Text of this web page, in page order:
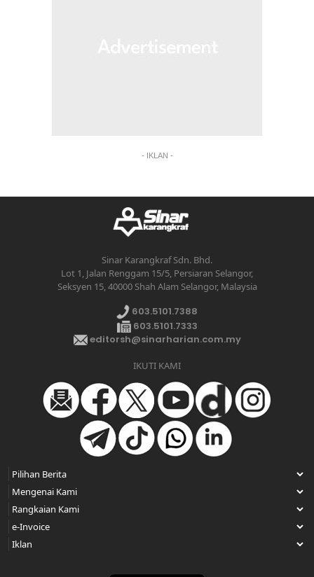
- IKLAN -
Sinar Karangkraf Sdn. Bhd.
Lot 1, Jalan Renggam 15/5, Persiaran Selangor,
Seksyen 15, 40000 Shah Alam Selangor, Malaysia
603.5101.7388
603.5101.7333
editorsh@sinarharian.com.my
IKUTI KAMI